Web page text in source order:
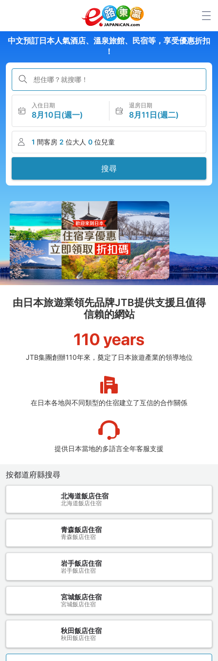
中文預訂日本人氣酒店、溫泉旅館、民宿等，享受優惠折扣​​
！
想住哪？就搜哪！
入住日期
8月10日(週一)
退房日期
8月11日(週二)
1 間客房 2 位大人 0 位兒童
搜尋
由日本旅遊業領先品牌JTB提供支援且值得
信賴的網站
JTB集團創辦110年來，奠定了日本旅遊產業的領導地位
在日本各地與不同類型的住宿建立了互信的合作關係
提供日本當地的多語言全年客服支援
按都道府縣搜尋
北海道飯店住宿
北海道飯店住宿
青森飯店住宿
青森飯店住宿
岩手飯店住宿
岩手飯店住宿
宮城飯店住宿
宮城飯店住宿
秋田飯店住宿
秋田飯店住宿